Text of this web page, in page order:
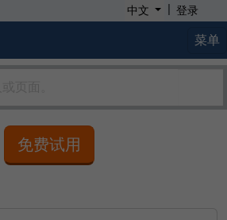
中文 | 登录
菜单
免费试用